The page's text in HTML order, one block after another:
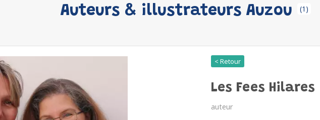
Auteurs & illustrateurs Auzou (1)
< Retour
Les Fees Hilares
auteur